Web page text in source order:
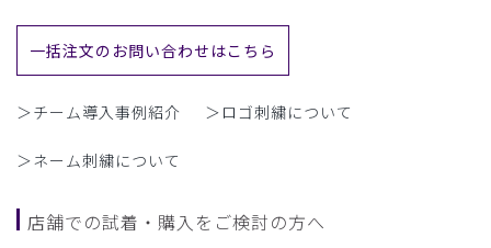
一括注文のお問い合わせはこちら
＞チーム導入事例紹介 ＞ロゴ刺繍について
＞ネーム刺繍について
店舗での試着・購入をご検討の方へ